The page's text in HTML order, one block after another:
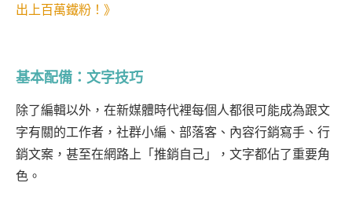
出上百萬鐵粉！》
基本配備：文字技巧
除了編輯以外，在新媒體時代裡每個人都很可能成為跟文
字有關的工作者，社群小編、部落客、內容行銷寫手、行
銷文案，甚至在網路上「推銷自己」，文字都佔了重要角
色。